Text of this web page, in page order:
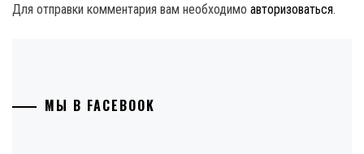
Для отправки комментария вам необходимо авторизоваться.
МЫ В FACEBOOK